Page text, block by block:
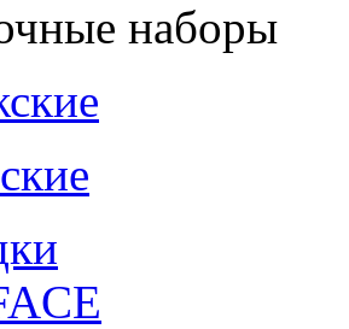
наборы